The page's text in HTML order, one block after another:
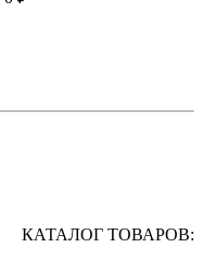
КАТАЛОГ ТОВАРОВ: